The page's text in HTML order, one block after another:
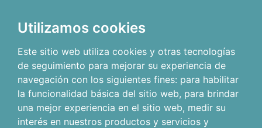
Utilizamos cookies
Este sitio web utiliza cookies y otras tecnologías
de seguimiento para mejorar su experiencia de
navegación con los siguientes fines: para habilitar
la funcionalidad básica del sitio web, para brindar
una mejor experiencia en el sitio web, medir su
interés en nuestros productos y servicios y